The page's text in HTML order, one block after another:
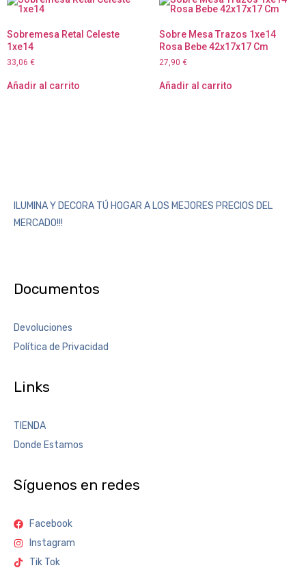
Sobremesa Retal Celeste
1xe14
33,06 €
Añadir al carrito
Sobre Mesa Trazos 1xe14
Rosa Bebe 42x17x17 Cm
27,90 €
Añadir al carrito
ILUMINA Y DECORA TÚ HOGAR A LOS MEJORES PRECIOS DEL
MERCADO!!!
Documentos
Devoluciones
Política de Privacidad
Links
TIENDA
Donde Estamos
Síguenos en redes
Facebook
Instagram
Tik Tok